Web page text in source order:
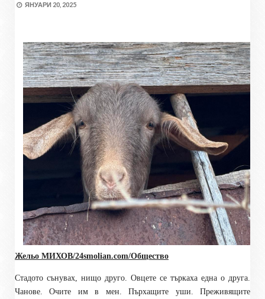
ЯНУАРИ 20, 2025
Жельо МИХОВ/24smolian.com/Общество
Стадото сънувах, нищо друго. Овцете се търкаха една о друга.
Чанове. Очите им в мен. Пърхащите уши. Преживящите